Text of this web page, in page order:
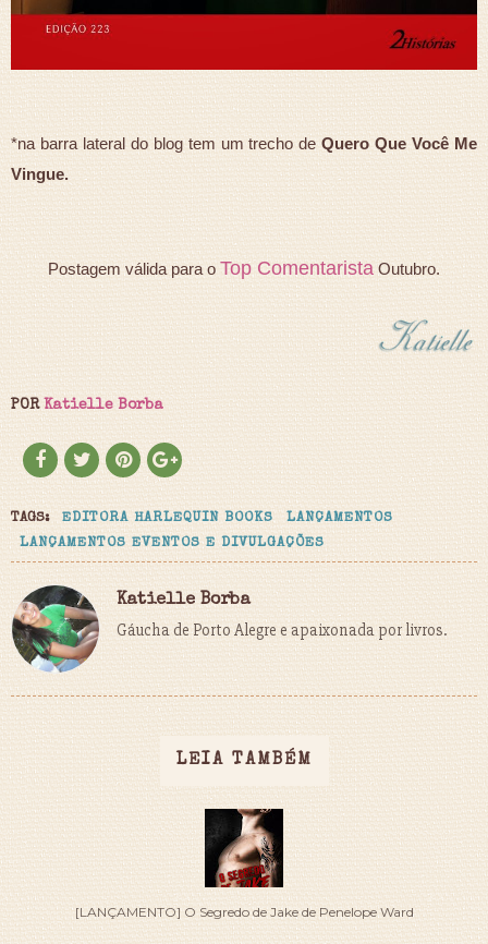
*na barra lateral do blog tem um trecho deQuero Que Você Me
Vingue.
Postagem válida para o Top Comentarista Outubro.
PORKatielle Borba
TAGS: EDITORA HARLEQUIN BOOKS
LANÇAMENTOS
LANÇAMENTOS EVENTOS E DIVULGAÇÕES
Katielle Borba
Gáucha de Porto Alegre e apaixonada por livros.
LEIA TAMBÉM
[LANÇAMENTO] O Segredo de Jake de Penelope Ward